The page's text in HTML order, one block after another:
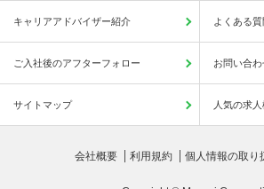
キャリアアドバイザー紹介 よくある質
ご入社後のアフターフォロー お問い合わ
サイトマップ 人気の求
会社概要 利用規約 個人情報の取り